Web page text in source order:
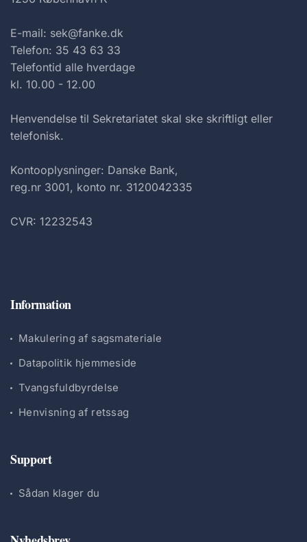
E-mail: sek@fanke.dk
Telefon: 35 43 63 33
Telefontid alle hverdage
kl. 10.00 - 12.00
Henvendelse til Sekretariatet skal ske skriftligt eller
telefonisk.
Kontooplysninger: Danske Bank,
reg.nr 3001, konto nr. 3120042335
CVR: 12232543
Information
Makulering af sagsmateriale
Datapolitik hjemmeside
Tvangsfuldbyrdelse
Henvisning af retssag
Support
Sådan klager du